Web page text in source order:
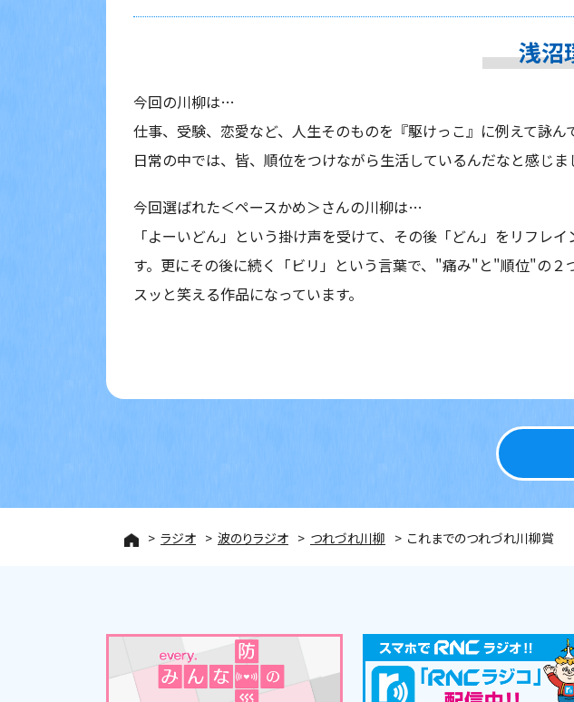
浅沼
今回の川柳は…
仕事、受験、恋愛など、人生そのものを『駆けっこ』に例えて詠ん
日常の中では、皆、順位をつけながら生活しているんだなと感じま
今回選ばれた＜ペースかめ＞さんの川柳は…
「よーいどん」という掛け声を受けて、その後「どん」をリフレ
す。更にその後に続く「ビリ」という言葉で、"痛み"と"順位"の２
スッと笑える作品になっています。
ラジオ 波のりラジオ つれづれ川柳 これまでのつれづれ川柳賞